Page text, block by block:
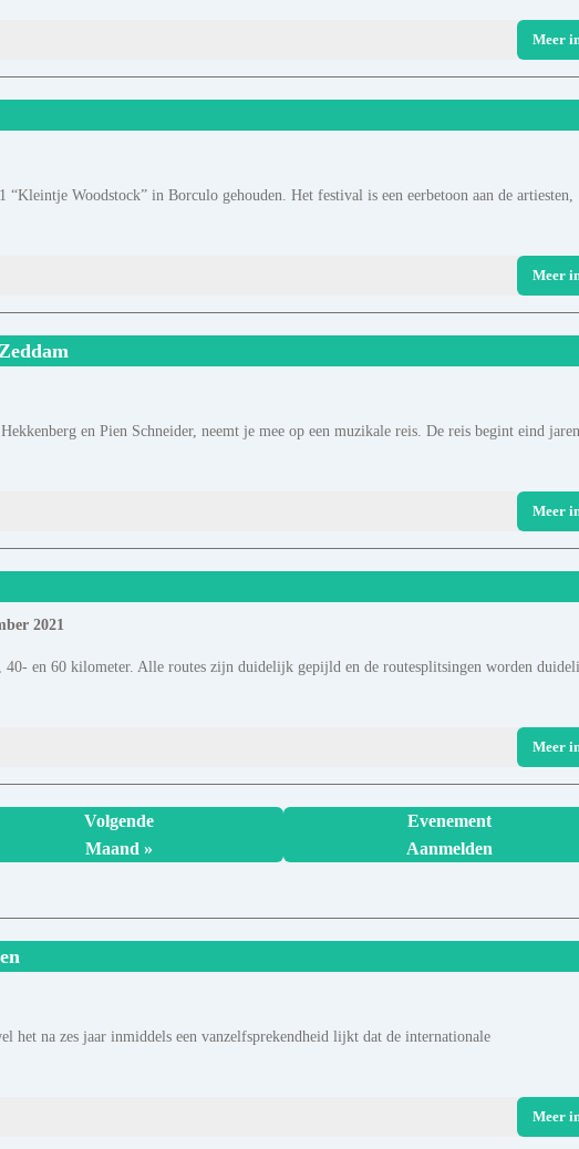
Meer
Woodstock” in Borculo gehouden. Het festival is een eerbetoon aan de artiesten,
Meer
en Pien Schneider, neemt je mee op een muzikale reis. De reis begint eind
Meer
2021
40- en 60 kilometer. Alle routes zijn duidelijk gepijld en de routesplitsingen worden
Meer
Volgende
Maand »
Evenement
Aanmelden
het na zes jaar inmiddels een vanzelfsprekendheid lijkt dat de internationale
Meer